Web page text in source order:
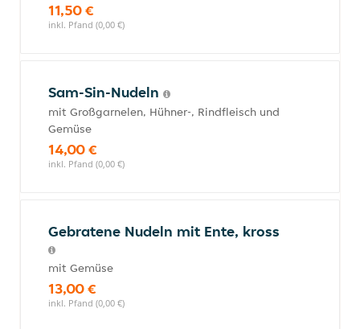
11,50 €
inkl. Pfand (0,00 €)
Sam-Sin-Nudeln
mit Großgarnelen, Hühner-, Rindfleisch und
Gemüse
14,00 €
inkl. Pfand (0,00 €)
Gebratene Nudeln mit Ente, kross
mit Gemüse
13,00 €
inkl. Pfand (0,00 €)